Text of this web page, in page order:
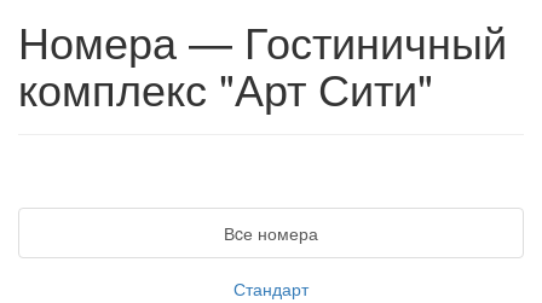
Номера — Гостиничный
комплекс "Арт Сити"
Вcе номера
Стандарт